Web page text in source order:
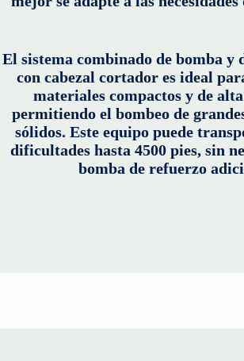
El sistema combinado de bomba y
con cabezal cortador es ideal
materiales compactos y de
permitiendo el bombeo de
sólidos. Este equipo puede
dificultades hasta 4500 pies, sin
bomba de refuerzo